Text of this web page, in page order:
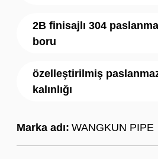
2B finisajlı 304
boru
özelleştirilmiş
kalınlığı
Marka adı: WANGKUN PIPE